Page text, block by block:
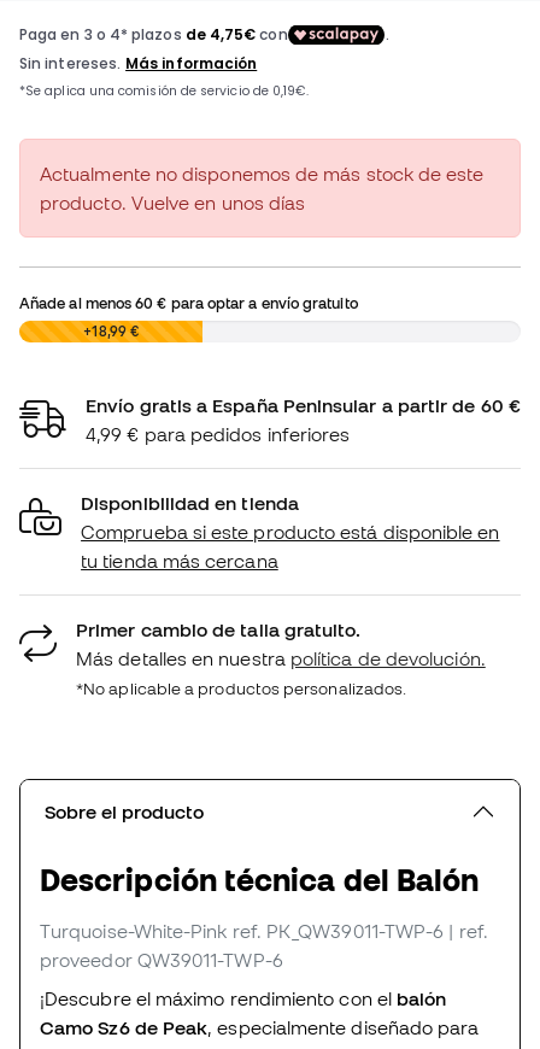
Actualmente no disponemos de más stock de este
producto. Vuelve en unos días
Añade al menos60 € para optar a envío gratuito
0,00 € +18,99 €
Envío gratis a España Peninsular a partir de 60 €
4,99 € para pedidos inferiores
Disponibilidad en tienda
Comprueba si este producto está disponible en
tu tienda más cercana
Primer cambio de talla gratuito.
Más detalles en nuestra política de devolución.
*No aplicable a productos personalizados.
Sobre el producto
Descripción técnica del Balón
Turquoise-White-Pink ref. PK_QW39011-TWP-6 | ref.
proveedor QW39011-TWP-6
¡Descubre el máximo rendimiento con el balón
Camo Sz6 de Peak, especialmente diseñado para